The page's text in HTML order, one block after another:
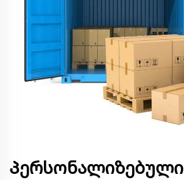
Პერსონალიზებული